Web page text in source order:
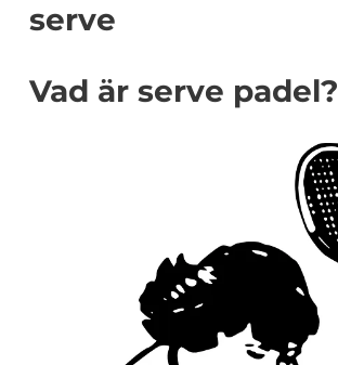
serve
Vad är serve padel?